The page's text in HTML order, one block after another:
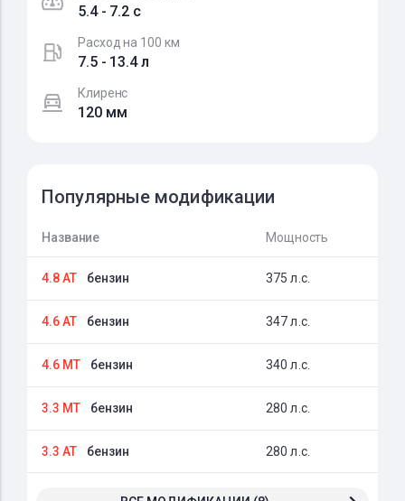
5.4 - 7.2 c
Расход на 100 км
7.5 - 13.4 л
Клиренс
120 мм
Популярные модификации
Название Мощность
4.8 AT бензин 375 л.с.
4.6 AT бензин 347 л.с.
4.6 MT бензин 340 л.с.
3.3 MT бензин 280 л.с.
3.3 AT бензин 280 л.с.